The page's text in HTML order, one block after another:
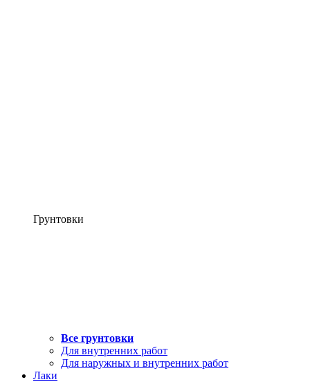
Грунтовки
Все грунтовки
Для внутренних работ
Для наружных и внутренних работ
Лаки